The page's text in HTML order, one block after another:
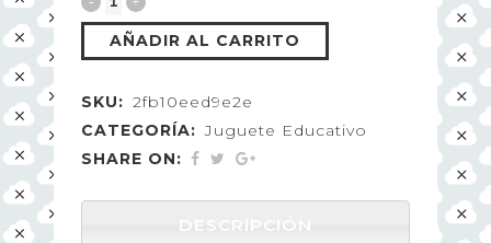
AÑADIR AL CARRITO
SKU: 2fb10eed9e2e
CATEGORÍA: Juguete Educativo
SHARE ON:
DESCRIPCIÓN